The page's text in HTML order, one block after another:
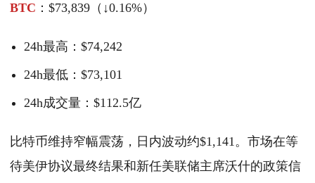
BTC ：$73,839（↓0.16%）
24h最高：$74,242
24h最低：$73,101
24h成交量：$112.5亿
比特币维持窄幅震荡，日内波动约$1,141。市场在等
待美伊协议最终结果和新任美联储主席沃什的政策信